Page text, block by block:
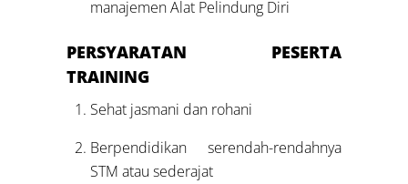
manajemen Alat Pelindung Diri
PERSYARATAN PESERTA
TRAINING
Sehat jasmani dan rohani
Berpendidikan serendah-rendahnya
STM atau sederajat